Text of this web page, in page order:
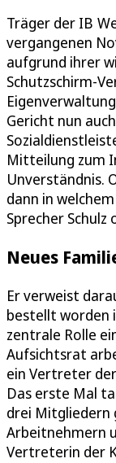
Träger der IB
vergangenen
aufgrund ihrer
Schutzschirm-
Gericht nun
Mitteilung zum
Unverständnis.
dann in
Sprecher Schulz
Neues
Er verweist
bestellt worden
zentrale Rolle
Aufsichtsrat
ein Vertreter
Das erste Mal
drei Mitgliedern
Arbeitnehmern
Vertreterin der